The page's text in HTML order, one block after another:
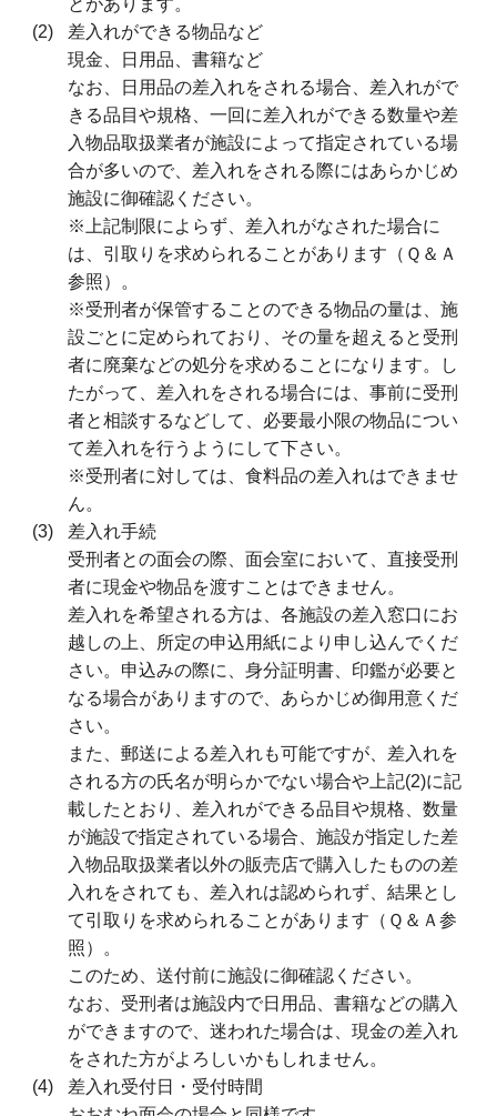
とがあります。
差入れができる物品など
現金、日用品、書籍など
なお、日用品の差入れをされる場合、差入れがで
きる品目や規格、一回に差入れができる数量や差
入物品取扱業者が施設によって指定されている場
合が多いので、差入れをされる際にはあらかじめ
施設に御確認ください。
※上記制限によらず、差入れがなされた場合に
は、引取りを求められることがあります（Ｑ＆Ａ
参照）。
※受刑者が保管することのできる物品の量は、施
設ごとに定められており、その量を超えると受刑
者に廃棄などの処分を求めることになります。し
たがって、差入れをされる場合には、事前に受刑
者と相談するなどして、必要最小限の物品につい
て差入れを行うようにして下さい。
※受刑者に対しては、食料品の差入れはできませ
ん。
差入れ手続
受刑者との面会の際、面会室において、直接受刑
者に現金や物品を渡すことはできません。
差入れを希望される方は、各施設の差入窓口にお
越しの上、所定の申込用紙により申し込んでくだ
さい。申込みの際に、身分証明書、印鑑が必要と
なる場合がありますので、あらかじめ御用意くだ
さい。
また、郵送による差入れも可能ですが、差入れを
される方の氏名が明らかでない場合や上記(2)に記
載したとおり、差入れができる品目や規格、数量
が施設で指定されている場合、施設が指定した差
入物品取扱業者以外の販売店で購入したものの差
入れをされても、差入れは認められず、結果とし
て引取りを求められることがあります（Ｑ＆Ａ参
照）。
このため、送付前に施設に御確認ください。
なお、受刑者は施設内で日用品、書籍などの購入
ができますので、迷われた場合は、現金の差入れ
をされた方がよろしいかもしれません。
差入れ受付日・受付時間